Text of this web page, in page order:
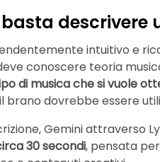
descrivere
intuitivo e
conoscere teoria
di musica che si vuole
brano dovrebbe essere
Gemini attraverso
30 secondi, pensata